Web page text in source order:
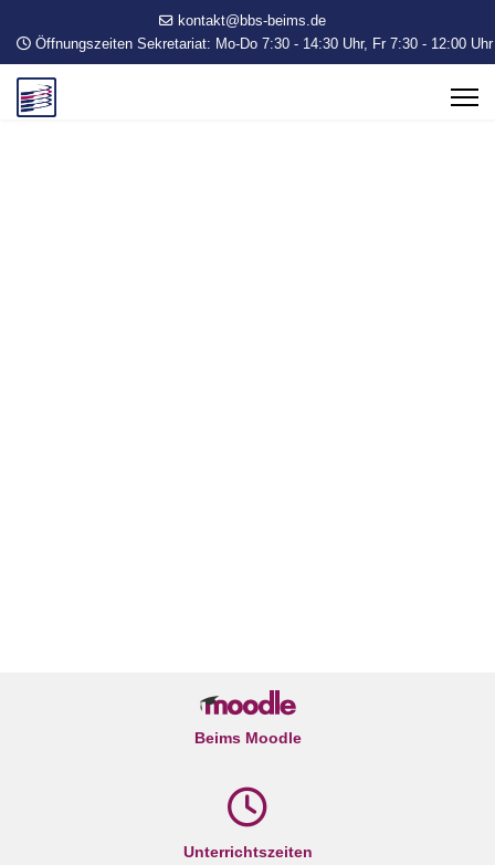
kontakt@bbs-beims.de
Öffnungszeiten Sekretariat: Mo-Do 7:30 - 14:30 Uhr, Fr 7:30 - 12:00 Uhr
Beims Moodle
Unterrichtszeiten